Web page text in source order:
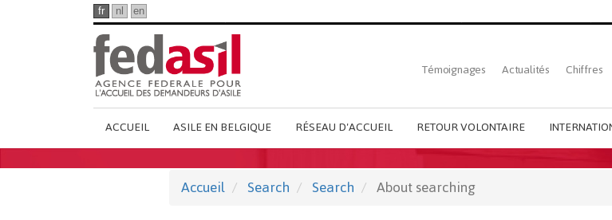
fr nl en
Top
French
menu
Témoignages Actualités Chiffres
Main
French
ACCUEIL ASILE EN BELGIQUE RÉSEAU D'ACCUEIL RETOUR VOLONTAIRE
Accueil Search Search About searching